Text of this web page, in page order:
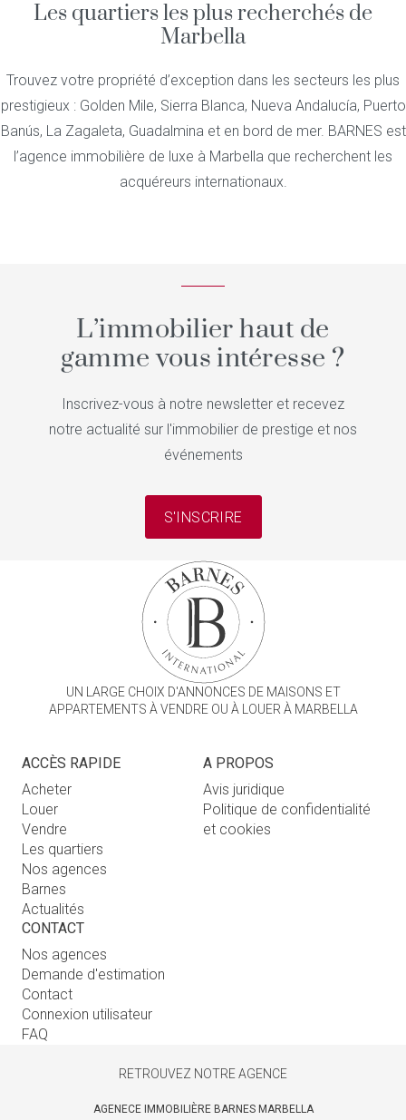
Les quartiers les plus recherchés de
Marbella
Trouvez votre propriété d’exception dans les secteurs les plus
prestigieux : Golden Mile, Sierra Blanca, Nueva Andalucía, Puerto
Banús, La Zagaleta, Guadalmina et en bord de mer. BARNES est
l’agence immobilière de luxe à Marbella que recherchent les
acquéreurs internationaux.
L’immobilier haut de
gamme vous intéresse ?
Inscrivez-vous à notre newsletter et recevez
notre actualité sur l'immobilier de prestige et nos
événements
S'INSCRIRE
UN LARGE CHOIX D'ANNONCES DE MAISONS ET
APPARTEMENTS À VENDRE OU À LOUER À MARBELLA
ACCÈS RAPIDE
Acheter
Louer
Vendre
Les quartiers
Nos agences
Barnes
Actualités
A PROPOS
Avis juridique
Politique de confidentialité
et cookies
CONTACT
Nos agences
Demande d'estimation
Contact
Connexion utilisateur
FAQ
RETROUVEZ NOTRE AGENCE
AGENECE IMMOBILIÈRE BARNES MARBELLA